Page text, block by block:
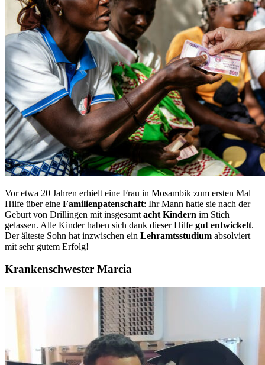
Vor etwa 20 Jahren erhielt eine Frau in Mosambik zum ersten Mal
Hilfe über eine Familienpatenschaft: Ihr Mann hatte sie nach der
Geburt von Drillingen mit insgesamt acht Kindern im Stich
gelassen. Alle Kinder haben sich dank dieser Hilfe gut entwickelt.
Der älteste Sohn hat inzwischen ein Lehramtsstudium absolviert –
mit sehr gutem Erfolg!
Krankenschwester Marcia